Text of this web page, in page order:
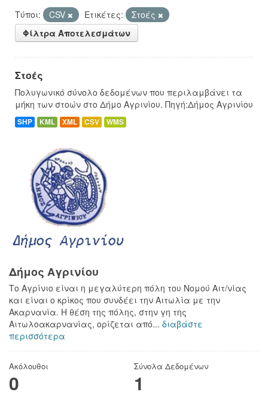
Τύποι: CSV Ετικέτες:
Στοές
Φίλτρα Αποτελεσμάτων
Στοές
Πολυγωνικό σύνολο δεδομένων που περιλαμβάνει τα
μήκη των στοών στο Δήμο Αγρινίου. Πηγή:Δήμος Αγρινίου
SHP KML XML CSV WMS
Δήμος Αγρινίου
Το Αγρίνιο είναι η μεγαλύτερη πόλη του Νομού Αιτ/νίας
και είναι ο κρίκος που συνδέει την Αιτωλία με την
Ακαρνανία. Η θέση της πόλης, στην γη της
Αιτωλοακαρνανίας, ορίζεται από... διαβάστε
περισσότερα
Ακόλουθοι
0
Σύνολα Δεδομένων
1